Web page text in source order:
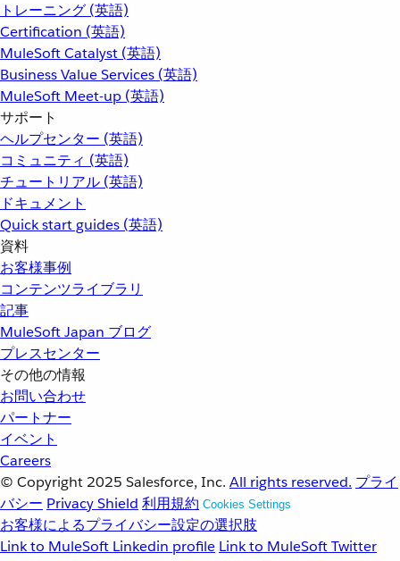
トレーニング (英語)
Certification (英語)
MuleSoft Catalyst (英語)
Business Value Services (英語)
MuleSoft Meet-up (英語)
サポート
ヘルプセンター (英語)
コミュニティ (英語)
チュートリアル (英語)
ドキュメント
Quick start guides (英語)
資料
お客様事例
コンテンツライブラリ
記事
MuleSoft Japan ブログ
プレスセンター
その他の情報
お問い合わせ
パートナー
イベント
Careers
© Copyright 2025 Salesforce, Inc. All rights reserved. プライ
バシー Privacy Shield 利用規約 Cookies Settings
お客様によるプライバシー設定の選択肢
Link to MuleSoft Linkedin profile Link to MuleSoft Twitter